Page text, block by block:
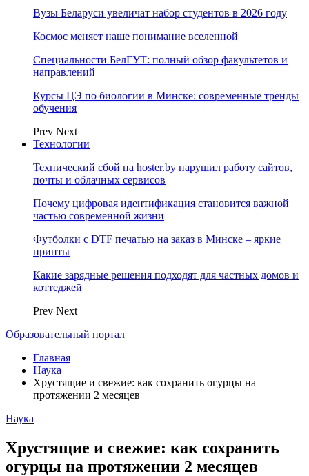
Вузы Беларуси увеличат набор студентов в 2026 году
Космос меняет наше понимание вселенной
Специальности БелГУТ: полный обзор факультетов и
направлений
Курсы ЦЭ по биологии в Минске: современные тренды
обучения
Prev Next
Технологии
Технический сбой на hoster.by нарушил работу сайтов,
почты и облачных сервисов
Почему цифровая идентификация становится важной
частью современной жизни
Футболки с DTF печатью на заказ в Минске – яркие
принты
Какие зарядные решения подходят для частных домов и
коттеджей
Prev Next
Образовательный портал
Главная
Наука
Хрустящие и свежие: как сохранить огурцы на
протяжении 2 месяцев
Наука
Хрустящие и свежие: как сохранить
огурцы на протяжении 2 месяцев